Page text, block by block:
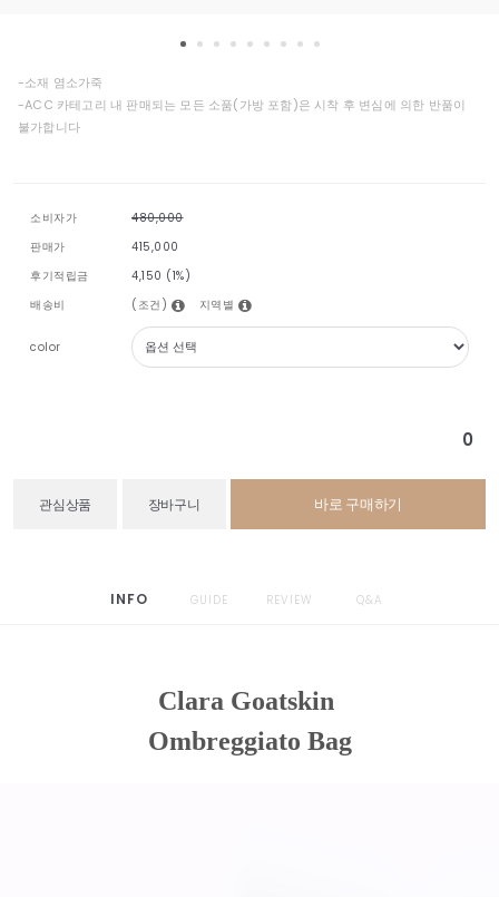
-소재 염소가죽
-ACC 카테고리 내 판매되는 모든 소품(가방 포함)은 시착 후 변심에 의한 반품이
불가합니다
소비자가
480,000
판매가
415,000
후기적립금
4,150 (1%)
배송비
(조건) 지역별
color
0
관심상품 장바구니 바로 구매하기
INFO GUIDE REVIEW Q&A
Clara Goatskin
Ombreggiato Bag